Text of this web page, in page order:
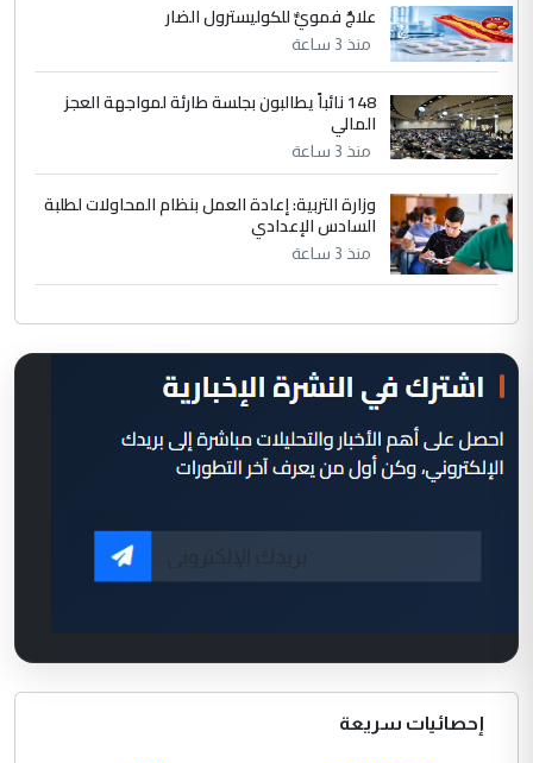
علاجٌ فمويٌّ للكوليسترول الضار
منذ 3 ساعة
148 نائباً يطالبون بجلسة طارئة لمواجهة العجز
المالي
منذ 3 ساعة
وزارة التربية: إعادة العمل بنظام المحاولات لطلبة
السادس الإعدادي
منذ 3 ساعة
إحصائيات سريعة